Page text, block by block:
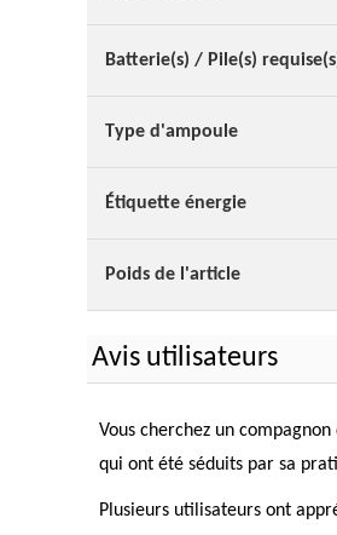
Batterie(s) / Pile(s)
Type d'ampoule
Étiquette énergie
Poids de l'article
Avis utilisateurs
Vous cherchez un
qui ont été séduits par sa
Plusieurs utilisateurs ont